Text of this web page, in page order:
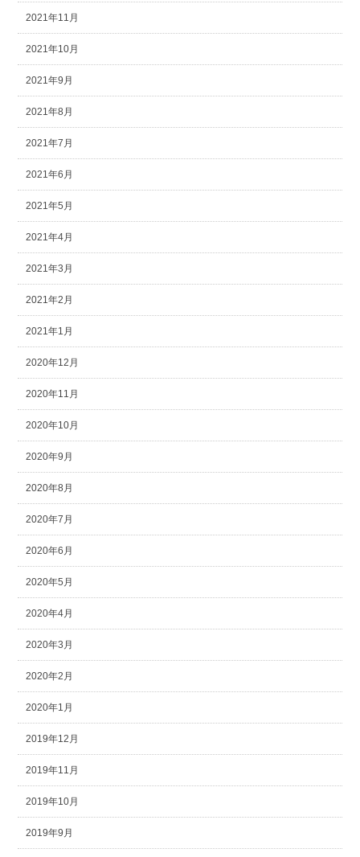
2021年11月
2021年10月
2021年9月
2021年8月
2021年7月
2021年6月
2021年5月
2021年4月
2021年3月
2021年2月
2021年1月
2020年12月
2020年11月
2020年10月
2020年9月
2020年8月
2020年7月
2020年6月
2020年5月
2020年4月
2020年3月
2020年2月
2020年1月
2019年12月
2019年11月
2019年10月
2019年9月